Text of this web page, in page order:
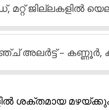
ജില്ലകളിൽ
അലർട്ട് – കണ്ണൂർ,
ശക്തമായ